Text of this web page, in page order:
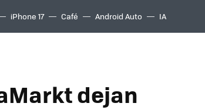
iPhone 17 Café Android Auto IA
dejan